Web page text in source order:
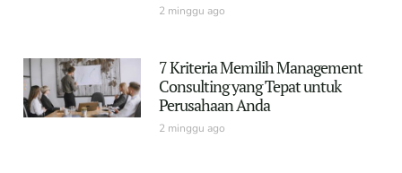
2 minggu ago
7 Kriteria Memilih Management
Consulting yang Tepat untuk
Perusahaan Anda
2 minggu ago